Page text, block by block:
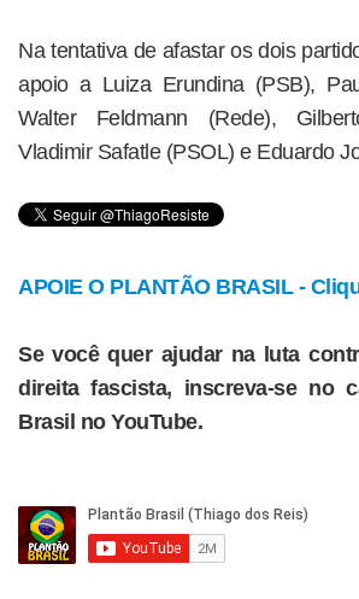
Na tentativa de afastar os dois
apoio a Luiza Erundina (PSB),
Walter Feldmann (Rede),
Vladimir Safatle (PSOL) e Eduardo
APOIE O PLANTÃO BRASIL -
Se você quer ajudar na luta
direita fascista, inscreva-se no
Brasil no YouTube.